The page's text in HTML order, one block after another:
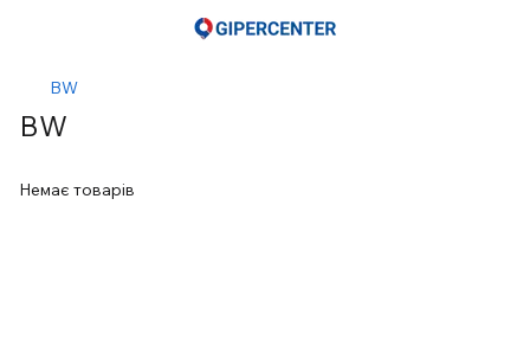
BW
BW
Немає товарів